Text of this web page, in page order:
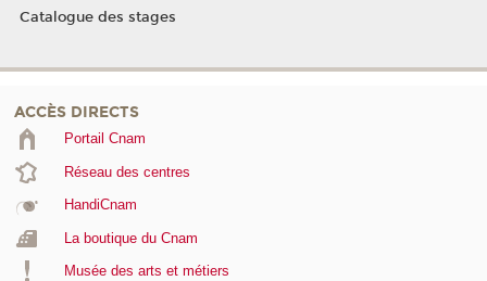
Catalogue des stages
ACCÈS DIRECTS
Portail Cnam
Réseau des centres
HandiCnam
La boutique du Cnam
Musée des arts et métiers